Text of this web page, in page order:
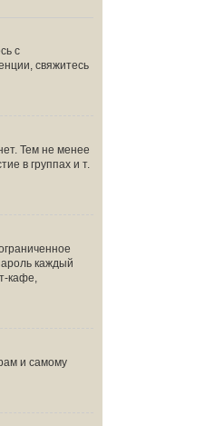
с
свяжитесь
Тем не менее
в группах и т.
каждый
кафе,
и самому